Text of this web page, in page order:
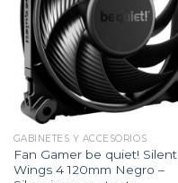
GABINETES Y ACCESORIOS
Fan Gamer be quiet! Silent
Wings 4 120mm Negro –